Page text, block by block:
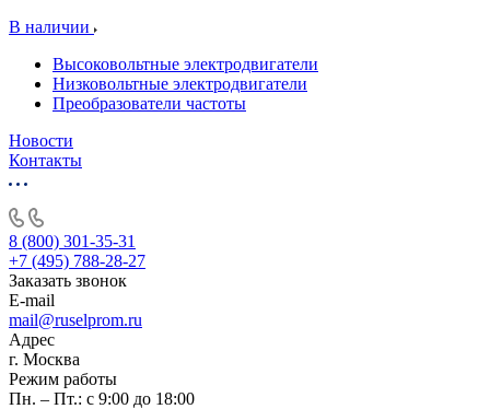
В наличии
Высоковольтные электродвигатели
Низковольтные электродвигатели
Преобразователи частоты
Новости
Контакты
8 (800) 301-35-31
+7 (495) 788-28-27
Заказать звонок
E-mail
mail@ruselprom.ru
Адрес
г. Москва
Режим работы
Пн. – Пт.: с 9:00 до 18:00